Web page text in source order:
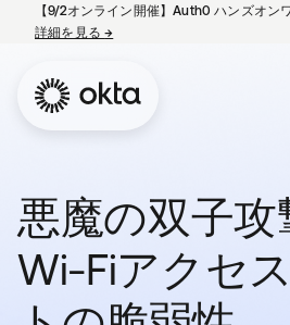
【9/2オンライン開催】Auth0 ハンズオン
詳細を見る→
悪魔の双子攻
Wi-Fiアクセ